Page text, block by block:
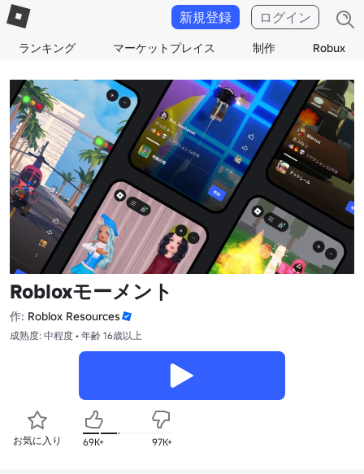
ランキング マーケットプレイス 制作 Robux
新規登録 ログイン
Robloxモーメント
作: Roblox Resources
成熟度: 中程度 • 年齢 16歳以上
お気に入り 69K+ 97K+